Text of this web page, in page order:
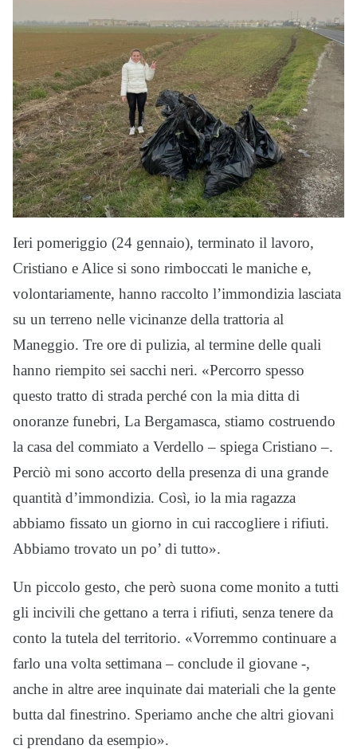
Ieri pomeriggio (24 gennaio), terminato il lavoro,
Cristiano e Alice si sono rimboccati le maniche e,
volontariamente, hanno raccolto l’immondizia lasciata
su un terreno nelle vicinanze della trattoria al
Maneggio. Tre ore di pulizia, al termine delle quali
hanno riempito sei sacchi neri. «Percorro spesso
questo tratto di strada perché con la mia ditta di
onoranze funebri, La Bergamasca, stiamo costruendo
la casa del commiato a Verdello – spiega Cristiano –.
Perciò mi sono accorto della presenza di una grande
quantità d’immondizia. Così, io la mia ragazza
abbiamo fissato un giorno in cui raccogliere i rifiuti.
Abbiamo trovato un po’ di tutto».
Un piccolo gesto, che però suona come monito a tutti
gli incivili che gettano a terra i rifiuti, senza tenere da
conto la tutela del territorio. «Vorremmo continuare a
farlo una volta settimana – conclude il giovane -,
anche in altre aree inquinate dai materiali che la gente
butta dal finestrino. Speriamo anche che altri giovani
ci prendano da esempio».